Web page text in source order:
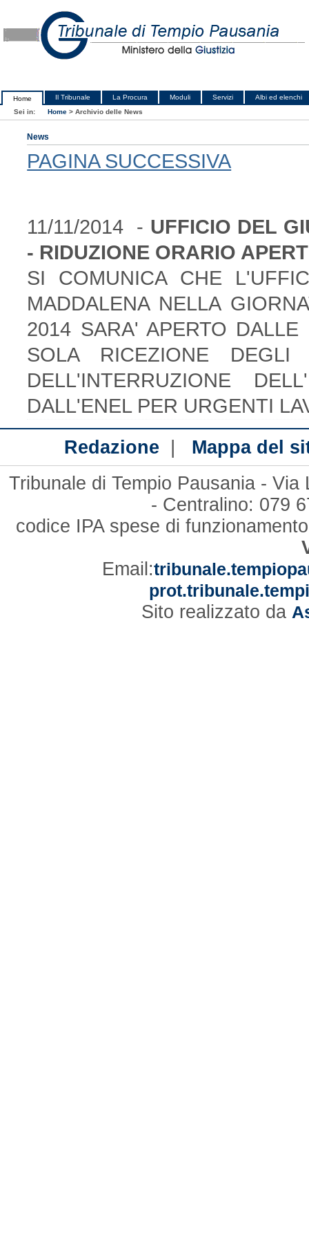
Home Il Tribunale La Procura Moduli Servizi
Albi ed elenchi
Sei in:
Home > Archivio delle News
News
PAGINA SUCCESSIVA
11/11/2014 - UFFICIO DEL
- RIDUZIONE ORARIO
SI COMUNICA CHE
MADDALENA NELLA
2014 SARA' APERTO
SOLA RICEZIONE
DELL'INTERRUZIONE
DALL'ENEL PER URGENTI
Redazione
Mappa del
Tribunale di Tempio Pausania -
- Centralino: 079
codice IPA spese di
Email:
Sito realizzato da